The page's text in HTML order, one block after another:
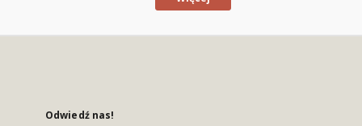
Odwiedź nas!